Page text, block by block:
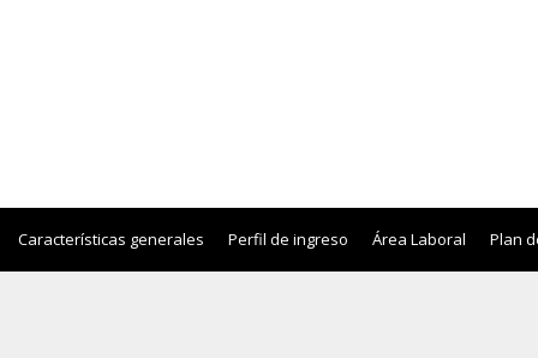
Características generales Perfil de ingreso Área Laboral Plan